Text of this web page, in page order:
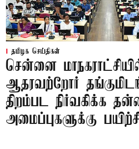
தமிழக செய்திகள்
சென்னை
ஆதரவற்றோர்
திறம்பட நிர்வகிக்க
அமைப்புகளுக்கு